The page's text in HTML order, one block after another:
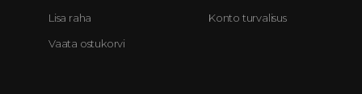
Lisa raha
Vaata ostukorvi
Konto turvalisus